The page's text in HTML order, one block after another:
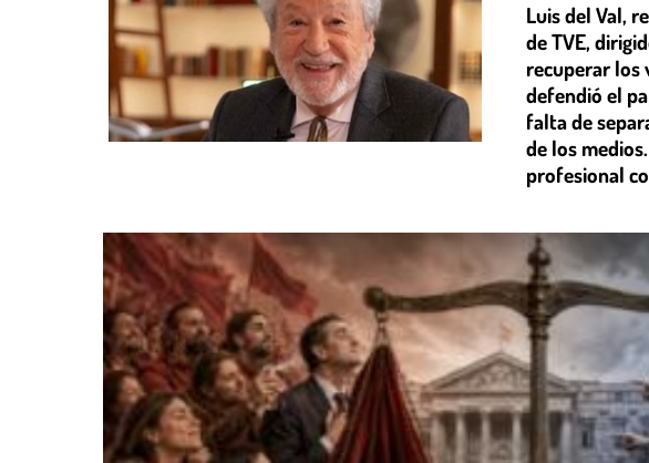
Luis del Val,
de TVE,
recuperar los
defendió el
falta de
de los
profesional